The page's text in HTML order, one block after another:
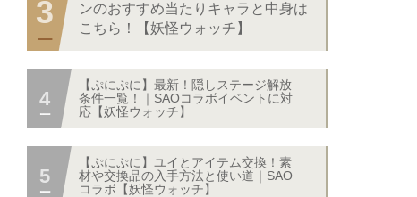
ンのおすすめ当たりキャラと中身は
こちら！【妖怪ウォッチ】
【ぷにぷに】最新！隠しステージ解放
条件一覧！｜SAOコラボイベントに対
応【妖怪ウォッチ】
【ぷにぷに】ユイとアイテム交換！素
材や交換品の入手方法と使い道｜SAO
コラボ【妖怪ウォッチ】